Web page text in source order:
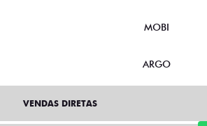
MOBI
ARGO
VENDAS DIRETAS